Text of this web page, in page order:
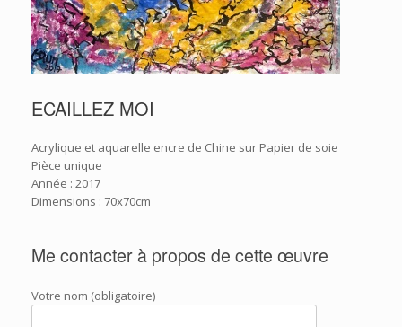
ECAILLEZ MOI
Acrylique et aquarelle encre de Chine sur Papier de soie
Pièce unique
Année : 2017
Dimensions : 70x70cm
Me contacter à propos de cette œuvre
Votre nom (obligatoire)